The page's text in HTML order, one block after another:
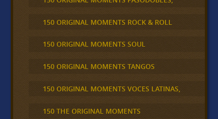
150 ORIGINAL MOMENTS ROCK & ROLL
150 ORIGINAL MOMENTS SOUL
150 ORIGINAL MOMENTS TANGOS
150 ORIGINAL MOMENTS VOCES LATINAS,
150 THE ORIGINAL MOMENTS